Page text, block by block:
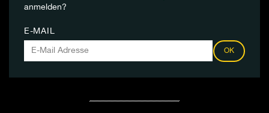
anmelden?
E-MAIL
OK